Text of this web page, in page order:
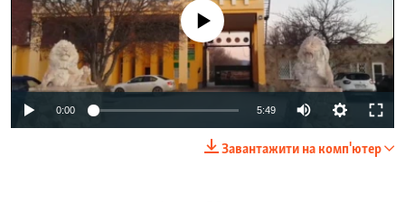
No media source currently available
0:00 5:49
Завантажити на комп'ютер